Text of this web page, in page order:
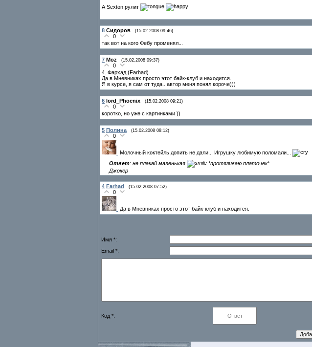
А Sexton рулит
8 Сидоров (15.02.2008 09:46)
0
так вот на кого Фебу променял...
7 Moz (15.02.2008 09:37)
0
4. Фархад (Farhad)
Да в Мневниках просто этот байк-клуб и находится.
Я в курсе, я сам от туда.. автор меня понял короче)))
6 lord_Phoenix (15.02.2008 09:21)
0
коротко, но уже с картинками ))
5 Полина (15.02.2008 08:12)
0
Молочный коктейль допить не дали... Игрушку любимую поломали...
Ответ: не плакай маленькая
*протягиваю платочек*
Джокер
4 Farhad (15.02.2008 07:52)
0
Да в Мневниках просто этот байк-клуб и находится.
Имя *:
Email *:
Код *: